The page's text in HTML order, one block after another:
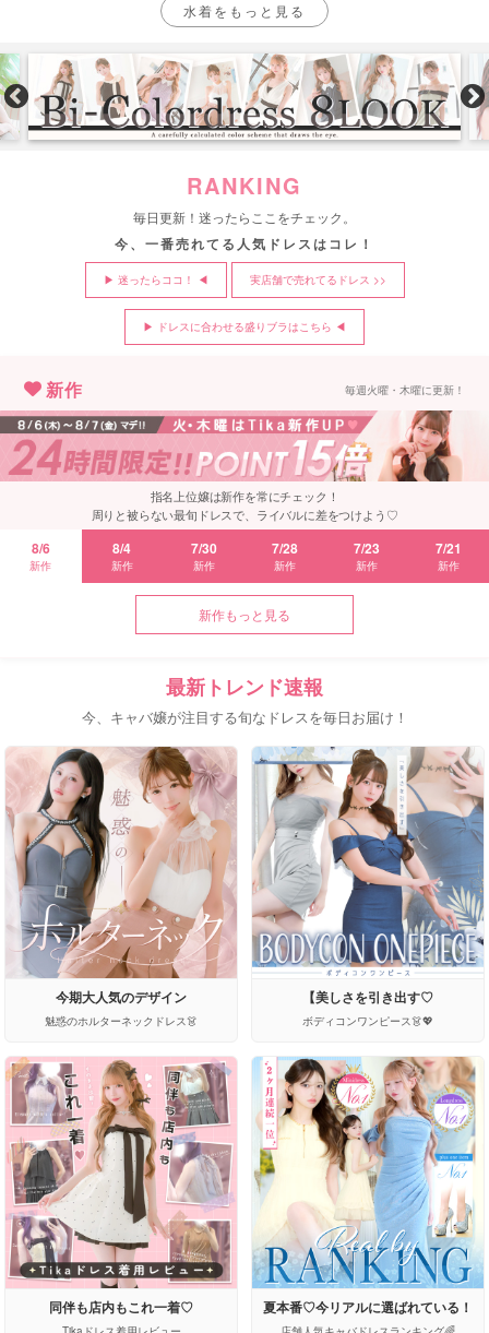
水着をもっと見る
RANKING
毎日更新！迷ったらここをチェック。
今、一番売れてる人気ドレスはコレ！
▶︎ 迷ったらココ！ ◀︎ 実店舗で売れてるドレス >>
▶ ドレスに合わせる盛りブラはこちら ◀︎
新作 毎週火曜・木曜に更新！
指名上位嬢は新作を常にチェック！
周りと被らない最旬ドレスで、ライバルに差をつけよう♡
8/6 8/4 7/30 7/28 7/23 7/21
新作もっと見る
最新トレンド速報
今、キャバ嬢が注目する旬なドレスを毎日お届け！
今期大人気のデザイン
魅惑のホルターネックドレス👗
【美しさを引き出す♡
ボディコンワンピース👗💖
同伴も店内もこれ一着♡ 夏本番♡今リアルに選ばれている！